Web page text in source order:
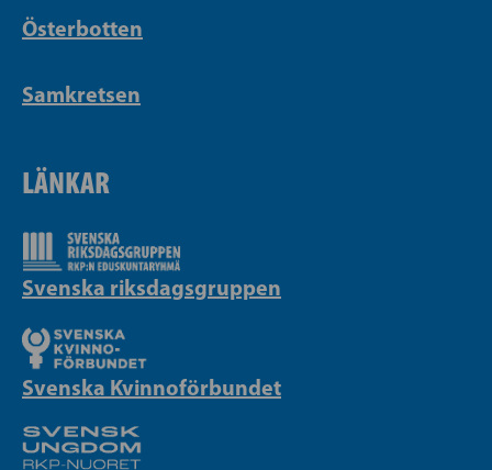
Österbotten
Samkretsen
LÄNKAR
Svenska riksdagsgruppen
Svenska Kvinnoförbundet